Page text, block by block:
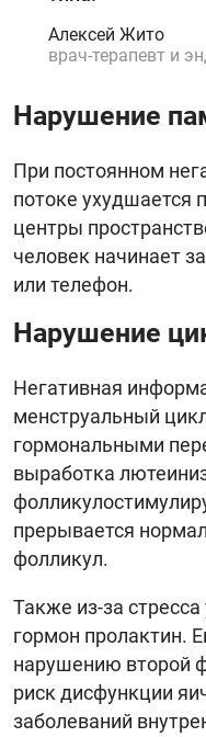
Алексей Жито
врач-терапевт и
Нарушение
При постоянном
потоке ухудшается
центры
человек начинает
или телефон.
Нарушение
Негативная
менструальный
гормональными
выработка
прерывается
фолликул.
Также из-за
гормон пролактин.
нарушению второй
риск дисфункции
заболеваний